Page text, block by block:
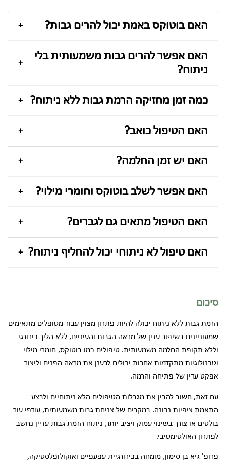
האם בוטוקס באמת יכול להרים גבות? +
קלה.
האם אפשר להרים גבות משמעותית בלי
ניתוח?
+
לפתרון היעיל ביותר.
כמה זמן מחזיקה הרמת גבות ללא ניתוח? +
חודשים ודורשים תחזוקה.
האם הטיפול כואב? +
בלבד.
האם יש זמן החלמה? +
היום.
האם אפשר לשלב בוטוקס וחומרי מילוי? +
התוצאה.
האם הטיפול מתאים גם לגברים? +
והעיניים.
האם טיפול לא ניתוחי יכול להחליף ניתוח? +
סיכום
הרמת גבות ללא ניתוח יכולה להיות פתרון מצוין עבור מטופלים מתאימים
שמעוניינים בשיפור עדין של מראה הגבות והעיניים, ללא הליך כירורגי
וללא תקופת החלמה משמעותית. טיפולים כמו בוטוקס, חומרי מילוי
וטכנולוגיות מתקדמות אחרות יכולים לרענן את מראה הפנים וליצור
אפקט עדין של פתיחה והרמה.
עם זאת, חשוב להבין את מגבלות הטיפולים הלא ניתוחיים ולבצע
התאמת ציפיות נכונה. במקרים של צניחת גבות משמעותית, עודפי עור
בולטים או צורך בשינוי עמוק ויציב יותר, ניתוח הרמת גבות עדיין נחשב
לפתרון האולטימטיבי.
פרופ' גיא בן סימון, מומחה בכירורגיית עפעפיים ואוקולופלסטיקה,